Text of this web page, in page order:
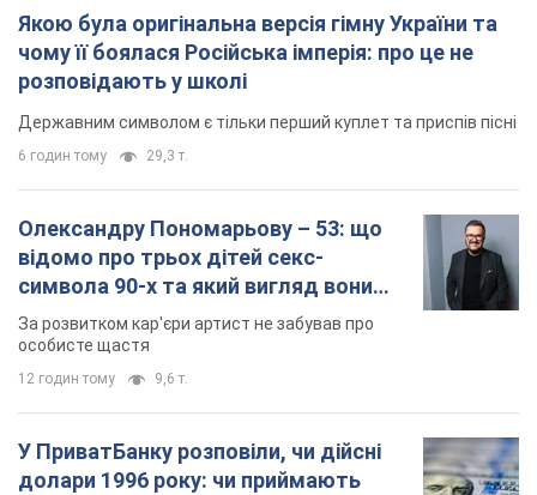
За розвитком кар'єри артист не забував про
особисте щастя
12 годин тому
долари 1996 року: чи приймають
обмінники та банки такі купюри
Що робити, якщо банки та обмінні пункти не
приймають старі долари
9.08.2026 02:20 85,2 т.